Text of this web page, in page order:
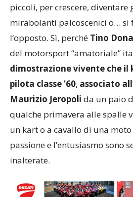
piccoli, per crescere, diventare
mirabolanti palcoscenici o… si
l’opposto. Sì, perché Tino
del motorsport “amatoriale”
dimostrazione vivente che il
pilota classe ’60, associato
Maurizio Jeropoli da un paio
qualche primavera alle spalle
un kart o a cavallo di una
passione e l’entusiasmo sono
inalterate.